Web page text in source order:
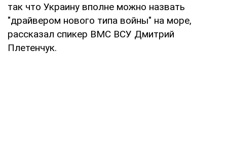
так что Украину вполне можно назвать
"драйвером нового типа войны" на море,
рассказал спикер ВМС ВСУ Дмитрий
Плетенчук.